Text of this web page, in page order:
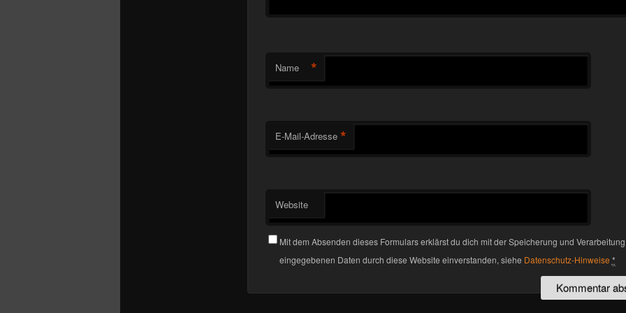
Name *
E-Mail-Adresse *
Website
Mit dem Absenden dieses Formulars erklärst du dich mit der Speicherung und
eingegebenen Daten durch diese Website einverstanden, siehe Datenschutz-Hinweise *